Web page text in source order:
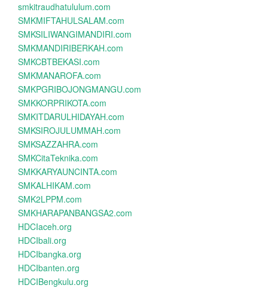
smkitraudhatululum.com
SMKMIFTAHULSALAM.com
SMKSILIWANGIMANDIRI.com
SMKMANDIRIBERKAH.com
SMKCBTBEKASI.com
SMKMANAROFA.com
SMKPGRIBOJONGMANGU.com
SMKKORPRIKOTA.com
SMKITDARULHIDAYAH.com
SMKSIROJULUMMAH.com
SMKSAZZAHRA.com
SMKCitaTeknika.com
SMKKARYAUNCINTA.com
SMKALHIKAM.com
SMK2LPPM.com
SMKHARAPANBANGSA2.com
HDCIaceh.org
HDCIbali.org
HDCIbangka.org
HDCIbanten.org
HDCIBengkulu.org